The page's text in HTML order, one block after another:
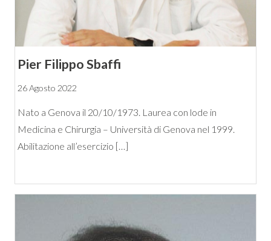
Pier Filippo Sbaffi
26 Agosto 2022
Nato a Genova il 20/10/1973. Laurea con lode in
Medicina e Chirurgia – Università di Genova nel 1999.
Abilitazione all’esercizio […]